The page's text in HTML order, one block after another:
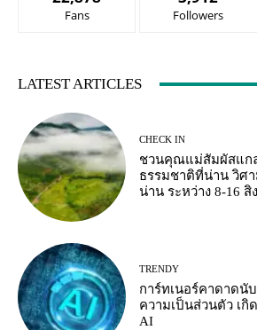
Fans Followers
LATEST ARTICLES
CHECK IN
ชวนคุณแม่สัมผัสแก
ธรรมชาติที่น่าน วิศา
น่าน ระหว่าง 8-16 สิ
TRENDY
การ์ทเนอร์คาดาดนั
ความเป็นส่วนตัว เกิ
AI